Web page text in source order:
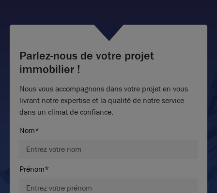
Parlez-nous de votre projet
immobilier !
Nous vous accompagnons dans votre projet en vous
livrant notre expertise et la qualité de notre service
dans un climat de confiance.
Nom*
Prénom*